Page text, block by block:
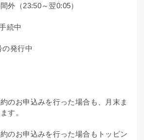
外（23:50～翌0:05）
続中
発行中
のお申込みを行った場合も、月末ま
す。
のお申込みを行った場合もトッピン